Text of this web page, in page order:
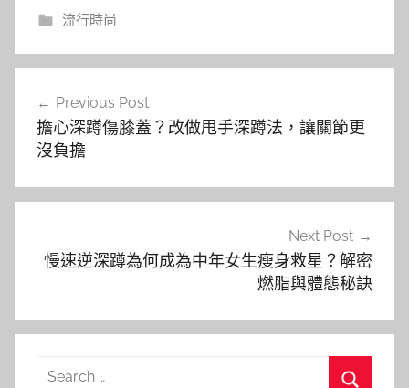
流行時尚
章
導
覽
Previous Post
擔心深蹲傷膝蓋？改做甩手深蹲法，讓關節更
沒負擔
Next Post
慢速逆深蹲為何成為中年女生瘦身救星？解密
燃脂與體態秘訣
Search